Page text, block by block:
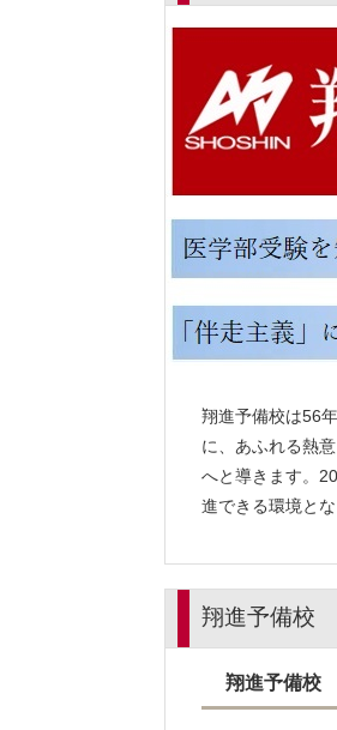
翔進予備校は56
に、あふれる熱
へと導きます。
進できる環境とな
翔進予備校
翔進予備校